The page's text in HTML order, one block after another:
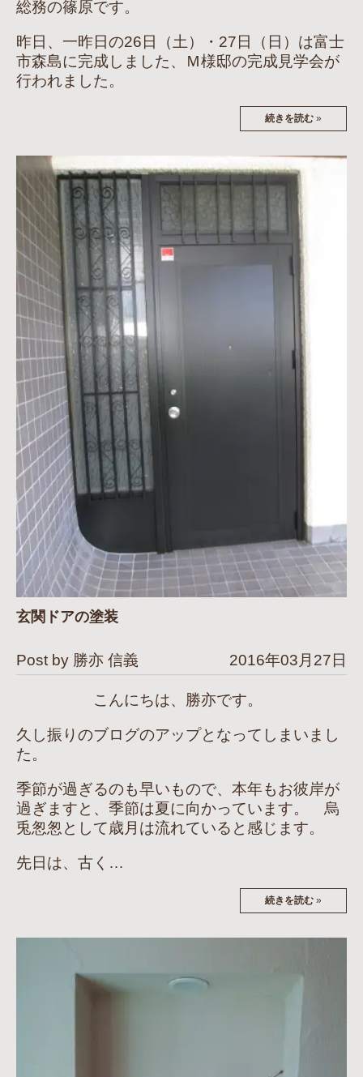
総務の篠原です。
昨日、一昨日の26日（土）・27日（日）は富士
市森島に完成しました、Ｍ様邸の完成見学会が
行われました。
続きを読む »
玄関ドアの塗装
Post by 勝亦 信義 2016年03月27日
こんにちは、勝亦です。
久し振りのブログのアップとなってしまいまし
た。
季節が過ぎるのも早いもので、本年もお彼岸が
過ぎますと、季節は夏に向かっています。 烏
兎怱怱として歳月は流れていると感じます。
先日は、古く…
続きを読む »